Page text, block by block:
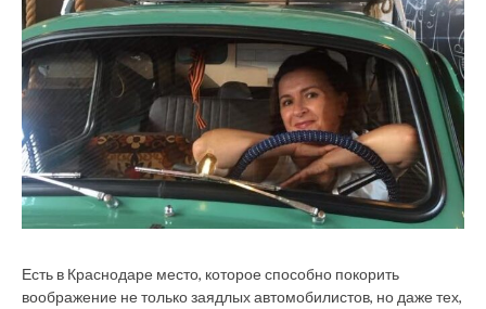
Есть в Краснодаре место, которое способно покорить
воображение не только заядлых автомобилистов, но даже тех,